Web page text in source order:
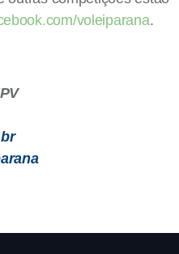
voleiparana.